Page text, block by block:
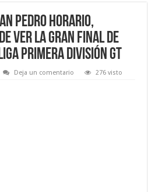
Pedro horario,
ver la Gran Final de
Primera División GT
Deja un comentario 276 visto